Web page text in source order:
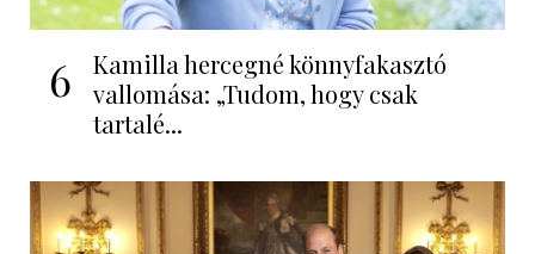
6
Kamilla hercegné könnyfakasztó
vallomása: „Tudom, hogy csak
tartalé...